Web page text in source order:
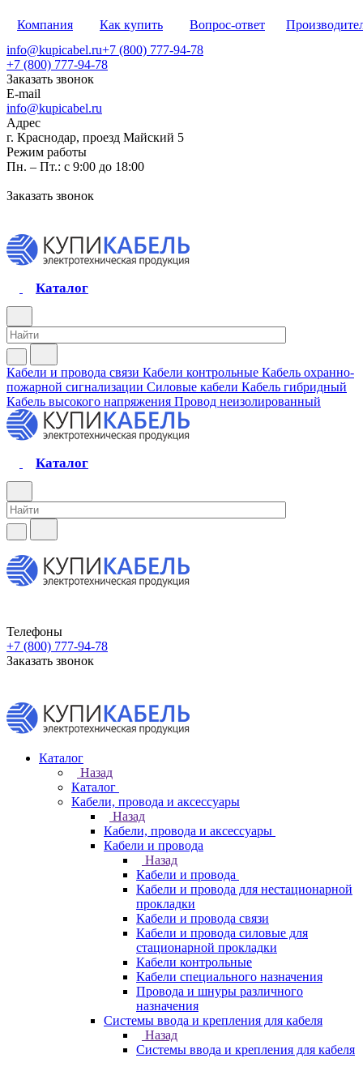
Компания Как купить Вопрос-ответ
info@kupicabel.ru+7 (800) 777-94-78
+7 (800) 777-94-78
Заказать звонок
E-mail
info@kupicabel.ru
Адрес
г. Краснодар, проезд Майский 5
Режим работы
Пн. – Пт.: с 9:00 до 18:00
Заказать звонок
Каталог
Кабели и провода связи Кабели контрольные Кабель охранно-
пожарной сигнализации Силовые кабели Кабель гибридный
Кабель высокого напряжения Провод неизолированный
Каталог
Телефоны
+7 (800) 777-94-78
Заказать звонок
Каталог
Назад
Каталог
Кабели, провода и аксессуары
Назад
Кабели, провода и аксессуары
Кабели и провода
Назад
Кабели и провода
Кабели и провода для нестационарной
прокладки
Кабели и провода связи
Кабели и провода силовые для
стационарной прокладки
Кабели контрольные
Кабели специального назначения
Провода и шнуры различного
назначения
Системы ввода и крепления для кабеля
Назад
Системы ввода и крепления для кабеля